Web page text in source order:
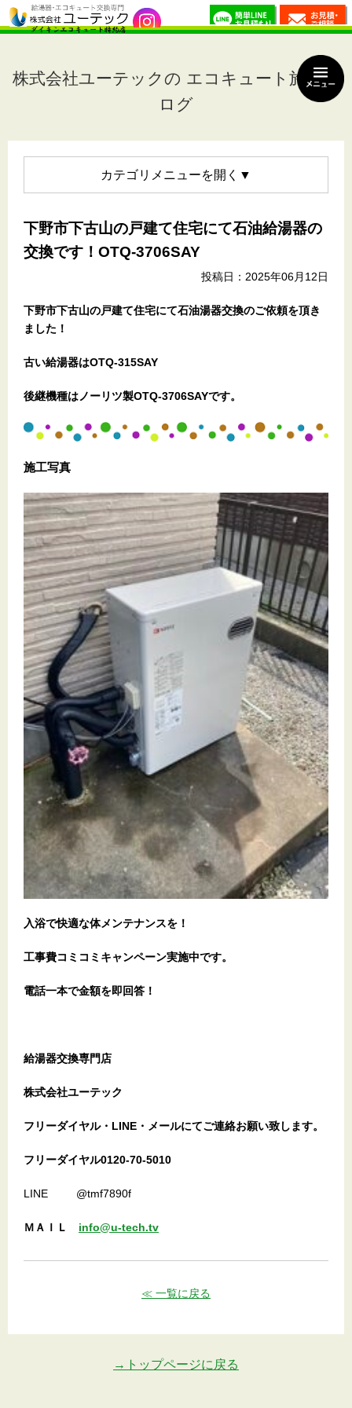
株式会社ユーテックの エコキュート施工ブ
ログ
カテゴリメニュー
下野市下古山の戸建て住宅にて石油給湯器の
交換です！OTQ-3706SAY
投稿日：2025年06月12日
下野市下古山の戸建て住宅にて石油湯器交換のご依頼を頂き
ました！
古い給湯器はOTQ-315SAY
後継機種はノーリツ製OTQ-3706SAYです。
施工写真
入浴で快適な体メンテナンスを！
工事費コミコミキャンペーン実施中です。
電話一本で金額を即回答！
給湯器交換専門店
株式会社ユーテック
フリーダイヤル・LINE・メールにてご連絡お願い致します。
フリーダイヤル0120-70-5010
LINE @tmf7890f
ＭＡＩＬ info@u-tech.tv
≪ 一覧に戻る
→トップページに戻る